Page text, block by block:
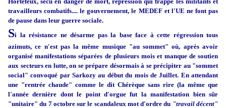
travailleurs combatifs.... le gouvernement, le MEDEF et l'UE ne font pas
de pause dans leur guerre sociale.
Si la résistance ne désarme pas la base face à cette régression tous
azimuts, ce n'est pas la même musique "au sommet" où, après avoir
organisé manifestations séparées de plusieurs mois et manque de soutien
aux secteurs en lutte, on se prépare désormais à se précipiter au "sommet
social" convoqué par Sarkozy au début du mois de Juillet. En attendant
une "rentrée chaude" comme le dit Chérèque sans rire (la même que
l'année dernière dont le point d'orgue fut la manifestation bien sûr
"unitaire" du 7 octobre sur le scandaleux mot d'ordre du "travail décent"